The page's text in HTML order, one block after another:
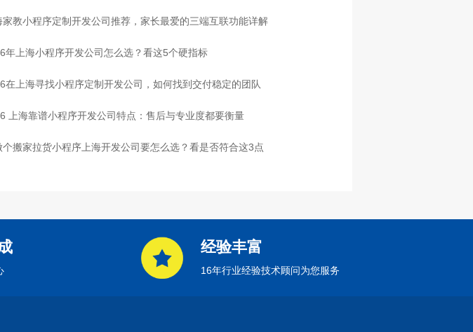
家教小程序定制开发公司推荐，家长最爱的三端互联功能详解
年上海小程序开发公司怎么选？看这5个硬指标
在上海寻找小程序定制开发公司，如何找到交付稳定的团队
上海靠谱小程序开发公司特点：售后与专业度都要衡量
个搬家拉货小程序上海开发公司要怎么选？看是否符合这3点
经验丰富
16年行业经验技术顾问为您服务